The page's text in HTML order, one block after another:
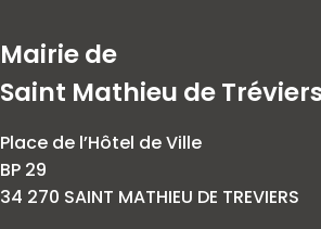
Mairie de
Saint Mathieu de
Place de l’Hôtel de Ville
BP 29
34 270 SAINT MATHIEU DE TREVIERS